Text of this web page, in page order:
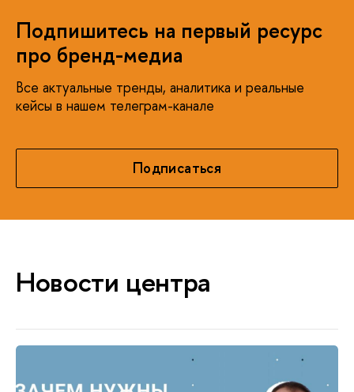
Подпишитесь на первый ресурс
про бренд-медиа
Все актуальные тренды, аналитика и реальные
кейсы в нашем телеграм-канале
Подписаться
Новости центра